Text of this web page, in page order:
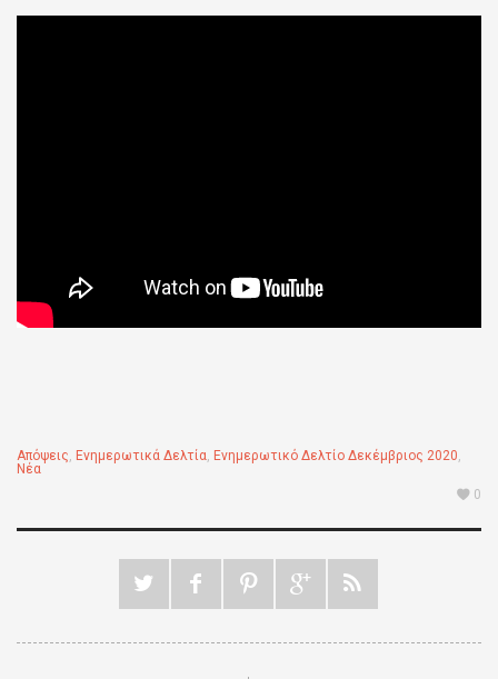
Απόψεις, Ενημερωτικά Δελτία, Ενημερωτικό Δελτίο Δεκέμβριος 2020,
Νέα
0